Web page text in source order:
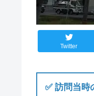
Twitter
✅ 訪問当時